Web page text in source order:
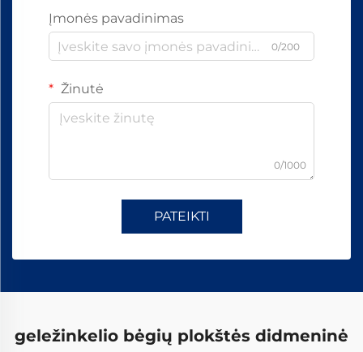
Įmonės pavadinimas
0/200
Žinutė
0/1000
PATEIKTI
geležinkelio bėgių plokštės didmeninė